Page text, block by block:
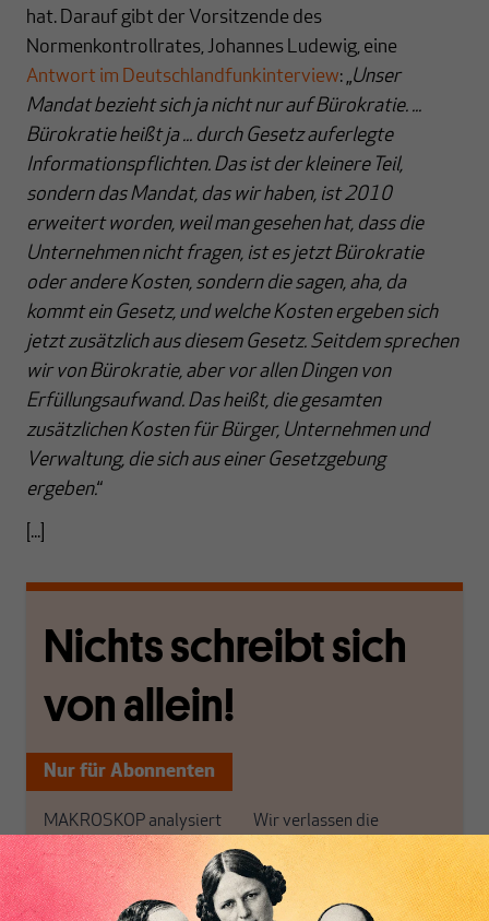
hat. Darauf gibt der Vorsitzende des
Normenkontrollrates, Johannes Ludewig, eine
Antwort im Deutschlandfunkinterview: „Unser
Mandat bezieht sich ja nicht nur auf Bürokratie. ...
Bürokratie heißt ja ... durch Gesetz auferlegte
Informationspflichten. Das ist der kleinere Teil,
sondern das Mandat, das wir haben, ist 2010
erweitert worden, weil man gesehen hat, dass die
Unternehmen nicht fragen, ist es jetzt Bürokratie
oder andere Kosten, sondern die sagen, aha, da
kommt ein Gesetz, und welche Kosten ergeben sich
jetzt zusätzlich aus diesem Gesetz. Seitdem sprechen
wir von Bürokratie, aber vor allen Dingen von
Erfüllungsaufwand. Das heißt, die gesamten
zusätzlichen Kosten für Bürger, Unternehmen und
Verwaltung, die sich aus einer Gesetzgebung
ergeben.“
[...]
Nichts schreibt sich
von allein!
Nur für Abonnenten
MAKROSKOP analysiert
wirtschaftspolitische
Themen aus einer
postkeynesianischen
Wir verlassen die
journalistische Filterblase,
in der sich viele
eingerichtet haben. Wir